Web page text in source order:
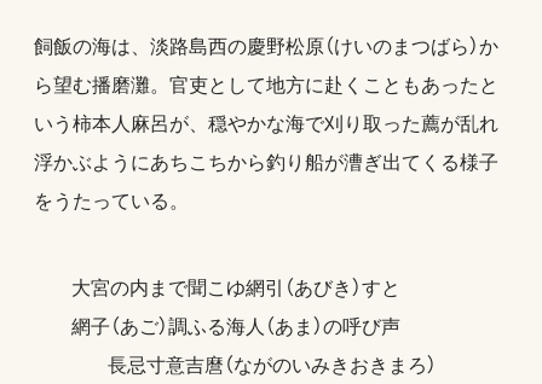
飼飯の海は、淡路島西の慶野松原（けいのまつばら）か
ら望む播磨灘。官吏として地方に赴くこともあったと
いう柿本人麻呂が、穏やかな海で刈り取った薦が乱れ
浮かぶようにあちこちから釣り船が漕ぎ出てくる様子
をうたっている。
大宮の内まで聞こゆ網引（あびき）すと
網子（あご）調ふる海人（あま）の呼び声
長忌寸意吉麿（ながのいみきおきまろ）